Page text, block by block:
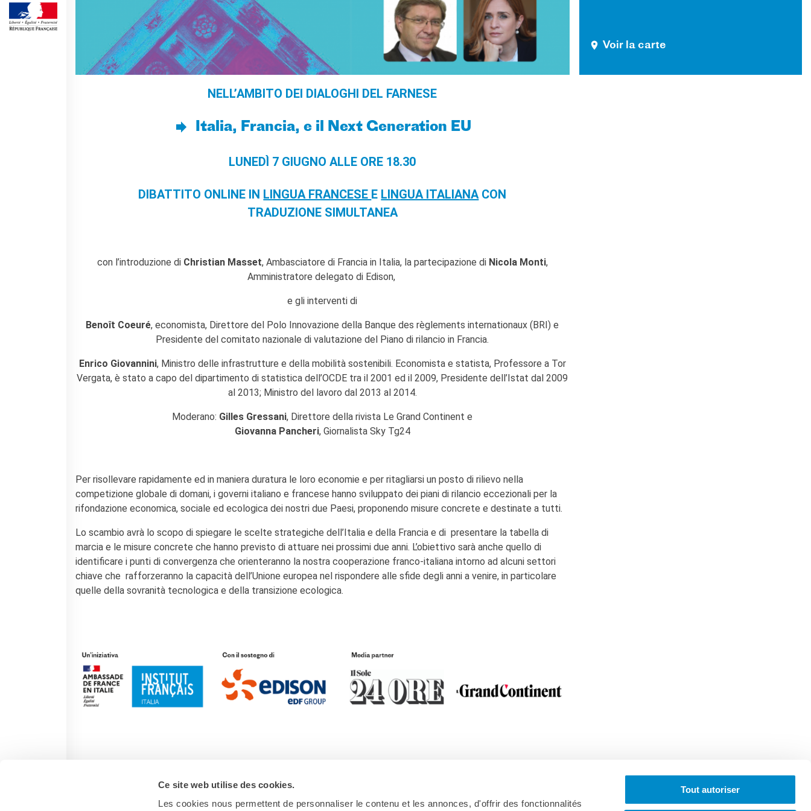
Ce site web utilise des cookies.
Les cookies nous permettent de personnaliser le contenu et les annonces, d'offrir des fonctionnalités
Tout autoriser
Operazioni artistiche
CINÉMA ET AUDIOVISUEL
Fuori Sala
La Francia al Cinema
Rendez-vous
Soutien à la recherche et
QUI SOMMES-NOUS ?
Come sostenere
I Vantaggi
Dialoghi del Farnese
Farnèse à la page
Festa della musica
mondo di domani
La Notte delle Idee
Operazioni artistiche
PERCHÉ IMPARARE IL
FRANCESE
NELL’AMBITO DEI DIALOGHI DEL FARNESE
Italia, Francia, e il Next Generation EU
LUNEDÌ 7 GIUGNO ALLE ORE 18.30
DIBATTITO ONLINE IN LINGUA FRANCESE E LINGUA ITALIANACON
TRADUZIONE SIMULTANEA
con l’introduzione di Christian Masset, Ambasciatore di Francia in Italia, la partecipazione di Nicola Monti,
Amministratore delegato di Edison,
e gli interventi di
Benoît Coeuré, economista, Direttore del Polo Innovazione della Banque des règlements internationaux (BRI) e
Presidente del comitato nazionale di valutazione del Piano di rilancio in Francia.
Enrico Giovannini, Ministro delle infrastrutture e della mobilità sostenibili. Economista e statista, Professore a Tor
Vergata, è stato a capo del dipartimento di statistica dell’OCDE tra il 2001 ed il 2009, Presidente dell’Istat dal 2009
al 2013; Ministro del lavoro dal 2013 al 2014.
Moderano: Gilles Gressani, Direttore della rivista Le Grand Continent e
Giovanna Pancheri, Giornalista Sky Tg24
Per risollevare rapidamente ed in maniera duratura le loro economie e per ritagliarsi un posto di rilievo nella
competizione globale di domani, i governi italiano e francese hanno sviluppato dei piani di rilancio eccezionali per la
rifondazione economica, sociale ed ecologica dei nostri due Paesi, proponendo misure concrete e destinate a tutti.
Lo scambio avrà lo scopo di spiegare le scelte strategiche dell’Italia e della Francia e di presentare la tabella di
marcia e le misure concrete che hanno previsto di attuare nei prossimi due anni. L’obiettivo sarà anche quello di
identificare i punti di convergenza che orienteranno la nostra cooperazione franco-italiana intorno ad alcuni settori
chiave che rafforzeranno la capacità dell’Unione europea nel rispondere alle sfide degli anni a venire, in particolare
quelle della sovranità tecnologica e della transizione ecologica.
Voir la carte